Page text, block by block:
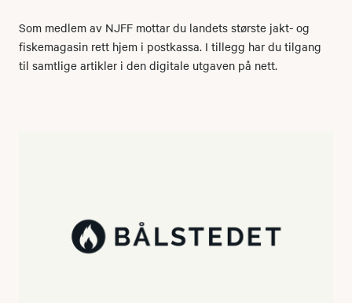
Som medlem av NJFF mottar du landets største jakt- og
fiskemagasin rett hjem i postkassa. I tillegg har du tilgang
til samtlige artikler i den digitale utgaven på nett.